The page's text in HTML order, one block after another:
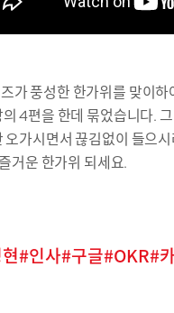
가 풍성한 한가위를 맞이
의 4편을 한데 묶었습니다.
오가시면서 끊김없이 들으
거운 한가위 되세요.
인사 구글 OKR